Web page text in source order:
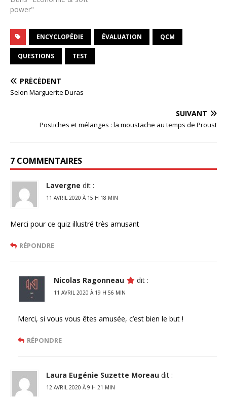
power"
ENCYCLOPÉDIE ÉVALUATION QCM
QUESTIONS TEST
PRÉCÉDENT
Selon Marguerite Duras
SUIVANT
Postiches et mélanges : la moustache au temps de Proust
7 COMMENTAIRES
Lavergne dit :
11 AVRIL 2020 À 15 H 18 MIN
Merci pour ce quiz illustré très amusant
RÉPONDRE
Nicolas Ragonneau dit :
11 AVRIL 2020 À 19 H 56 MIN
Merci, si vous vous êtes amusée, c’est bien le but !
RÉPONDRE
Laura Eugénie Suzette Moreau dit :
12 AVRIL 2020 À 9 H 21 MIN